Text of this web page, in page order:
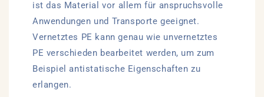
ist das Material vor allem für anspruchsvolle
Anwendungen und Transporte geeignet.
Vernetztes PE kann genau wie unvernetztes
PE verschieden bearbeitet werden, um zum
Beispiel antistatische Eigenschaften zu
erlangen.